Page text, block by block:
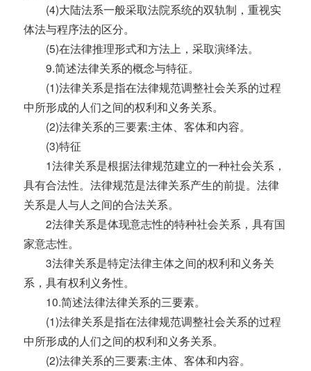
(4)大陆法系一般采取法院系统的双轨制，重视实
体法与程序法的区分。
(5)在法律推理形式和方法上，采取演绎法。
9.简述法律关系的概念与特征。
(1)法律关系是指在法律规范调整社会关系的过程
中所形成的人们之间的权利和义务关系。
(2)法律关系的三要素:主体、客体和内容。
(3)特征
1法律关系是根据法律规范建立的一种社会关系，
具有合法性。法律规范是法律关系产生的前提。法律
关系是人与人之间的合法关系。
2法律关系是体现意志性的特种社会关系，具有国
家意志性。
3法律关系是特定法律主体之间的权利和义务关
系，具有权利义务性。
10.简述法律法律关系的三要素。
(1)法律关系是指在法律规范调整社会关系的过程
中所形成的人们之间的权利和义务关系。
(2)法律关系的三要素:主体、客体和内容。